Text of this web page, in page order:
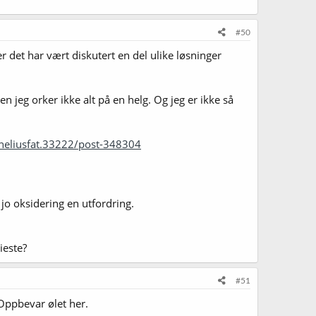
#50
det har vært diskutert en del ulike løsninger
jeg orker ikke alt på en helg. Og jeg er ikke så
post-348304
oksidering en utfordring.
#51
ølet her.